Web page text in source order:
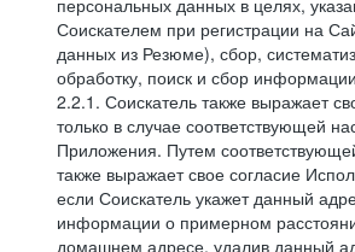
персональных данных в целях,
Соискателем при регистрации на
данных из Резюме), сбор,
обработку, поиск и сбор
2.2.1. Соискатель также выражает
только в случае соответствующей
Приложения. Путем
также выражает свое согласие
если Соискатель укажет данный
информации о примерном
домашнем адресе, удалив данный